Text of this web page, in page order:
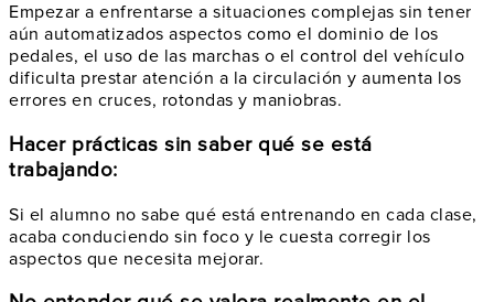
Empezar a enfrentarse a situaciones complejas sin tener
aún automatizados aspectos como el dominio de los
pedales, el uso de las marchas o el control del vehículo
dificulta prestar atención a la circulación y aumenta los
errores en cruces, rotondas y maniobras.
Hacer prácticas sin saber qué se está
trabajando:
Si el alumno no sabe qué está entrenando en cada clase,
acaba conduciendo sin foco y le cuesta corregir los
aspectos que necesita mejorar.